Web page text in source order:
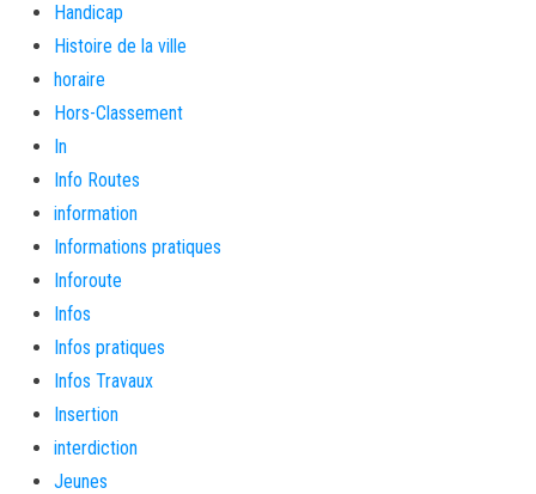
Handicap
Histoire de la ville
horaire
Hors-Classement
In
Info Routes
information
Informations pratiques
Inforoute
Infos
Infos pratiques
Infos Travaux
Insertion
interdiction
Jeunes